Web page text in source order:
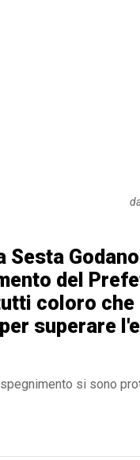
Sesta
del
coloro che
superare
si sono